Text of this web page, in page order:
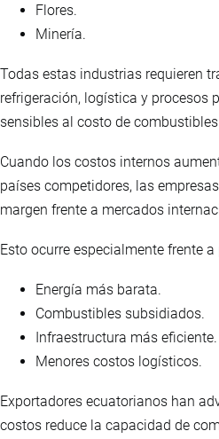
Flores.
Minería.
Todas estas industrias requieren
refrigeración, logística y procesos
sensibles al costo de
Cuando los costos internos
países competidores, las
margen frente a mercados
Esto ocurre especialmente frente
Energía más barata.
Combustibles subsidiados.
Infraestructura más eficiente.
Menores costos logísticos.
Exportadores ecuatorianos han
costos reduce la capacidad de